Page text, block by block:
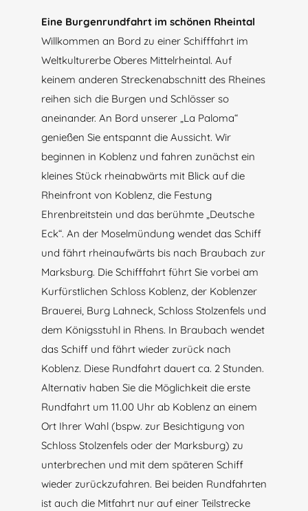
Eine Burgenrundfahrt im schönen Rheintal
Willkommen an Bord zu einer Schifffahrt im
Weltkulturerbe Oberes Mittelrheintal. Auf
keinem anderen Streckenabschnitt des Rheines
reihen sich die Burgen und Schlösser so
aneinander. An Bord unserer „La Paloma“
genießen Sie entspannt die Aussicht. Wir
beginnen in Koblenz und fahren zunächst ein
kleines Stück rheinabwärts mit Blick auf die
Rheinfront von Koblenz, die Festung
Ehrenbreitstein und das berühmte „Deutsche
Eck“. An der Moselmündung wendet das Schiff
und fährt rheinaufwärts bis nach Braubach zur
Marksburg. Die Schifffahrt führt Sie vorbei am
Kurfürstlichen Schloss Koblenz, der Koblenzer
Brauerei, Burg Lahneck, Schloss Stolzenfels und
dem Königsstuhl in Rhens. In Braubach wendet
das Schiff und fährt wieder zurück nach
Koblenz. Diese Rundfahrt dauert ca. 2 Stunden.
Alternativ haben Sie die Möglichkeit die erste
Rundfahrt um 11.00 Uhr ab Koblenz an einem
Ort Ihrer Wahl (bspw. zur Besichtigung von
Schloss Stolzenfels oder der Marksburg) zu
unterbrechen und mit dem späteren Schiff
wieder zurückzufahren. Bei beiden Rundfahrten
ist auch die Mitfahrt nur auf einer Teilstrecke